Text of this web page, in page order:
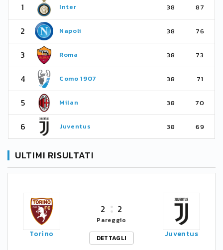
1 Inter 38 87
2 Napoli 38 76
3 Roma 38 73
4 Como 1907 38 71
5 Milan 38 70
6 Juventus 38 69
ULTIMI RISULTATI
Torino
2 2
Pareggio
DETTAGLI
Juventus